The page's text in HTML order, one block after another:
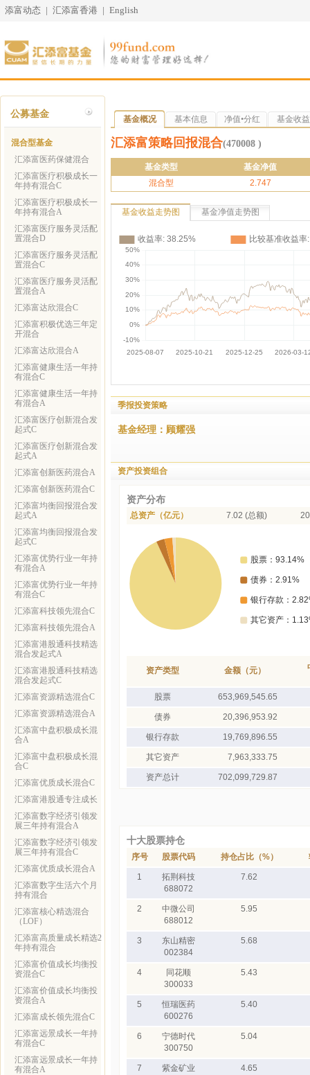
添富动态 | 汇添富香港 | English
公募基金
混合型基金
汇添富医药保健混合
汇添富医疗积极成长一
年持有混合C
汇添富医疗积极成长一
年持有混合A
汇添富医疗服务灵活配
置混合D
汇添富医疗服务灵活配
置混合C
汇添富医疗服务灵活配
置混合A
汇添富达欣混合C
汇添富积极优选三年定
开混合
汇添富达欣混合A
汇添富健康生活一年持
有混合C
汇添富健康生活一年持
有混合A
汇添富医疗创新混合发
起式C
汇添富医疗创新混合发
起式A
汇添富创新医药混合A
汇添富创新医药混合C
汇添富均衡回报混合发
起式A
汇添富均衡回报混合发
起式C
汇添富优势行业一年持
有混合A
汇添富优势行业一年持
有混合C
汇添富科技领先混合C
汇添富科技领先混合A
汇添富港股通科技精选
混合发起式A
汇添富港股通科技精选
混合发起式C
汇添富资源精选混合C
汇添富资源精选混合A
汇添富中盘积极成长混
合A
汇添富中盘积极成长混
合C
汇添富优质成长混合C
汇添富港股通专注成长
汇添富数字经济引领发
展三年持有混合A
汇添富数字经济引领发
展三年持有混合C
汇添富优质成长混合A
汇添富数字生活六个月
持有混合
汇添富核心精选混合
（LOF）
汇添富高质量成长精选2
年持有混合
汇添富价值成长均衡投
资混合C
汇添富价值成长均衡投
资混合A
汇添富成长领先混合C
汇添富远景成长一年持
有混合C
汇添富远景成长一年持
有混合A
基金概况 基本信息 净值•分红 基金收益
汇添富策略回报混合(470008 )
基金类型
基金净值
混合型
2.747
基金收益走势图 基金净值走势图
季报投资策略
基金经理：顾耀强
资产投资组合
资产分布
总资产（亿元） 7.02 (总额)
资产类型 金额（元）
股票 653,969,545.65
债券 20,396,953.92
银行存款 19,769,896.55
其它资产 7,963,333.75
资产总计 702,099,729.87
十大股票持仓
序号 股票代码 持仓占比（%）
1
拓荆科技
688072
7.62
2
中微公司
688012
5.95
3
东山精密
002384
5.68
4
同花顺
300033
5.43
5
恒瑞医药
600276
5.40
6
宁德时代
300750
5.04
7
紫金矿业
4.65